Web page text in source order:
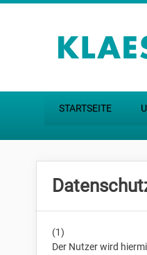
Zum Hauptinhalt springen
STARTSEITE
(1)
Der Nutzer wird